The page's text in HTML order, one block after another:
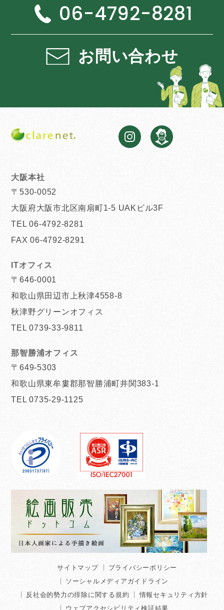
06-4792-8281
お問い合わせ
大阪本社
〒530-0052
大阪府大阪市北区南扇町1-5 UAKビル3F
TEL 06-4792-8281
FAX 06-4792-8291
ITオフィス
〒646-0001
和歌山県田辺市上秋津4558-8
秋津野グリーンオフィス
TEL 0739-33-9811
那智勝浦オフィス
〒649-5303
和歌山県東牟婁郡那智勝浦町井関383-1
TEL 0735-29-1125
サイトマップ
プライバシーポリシー
ソーシャルメディアガイドライン
反社会的勢力の排除に関する規約
情報セキュリティ方針
ウェブアクセシビリティ検証結果